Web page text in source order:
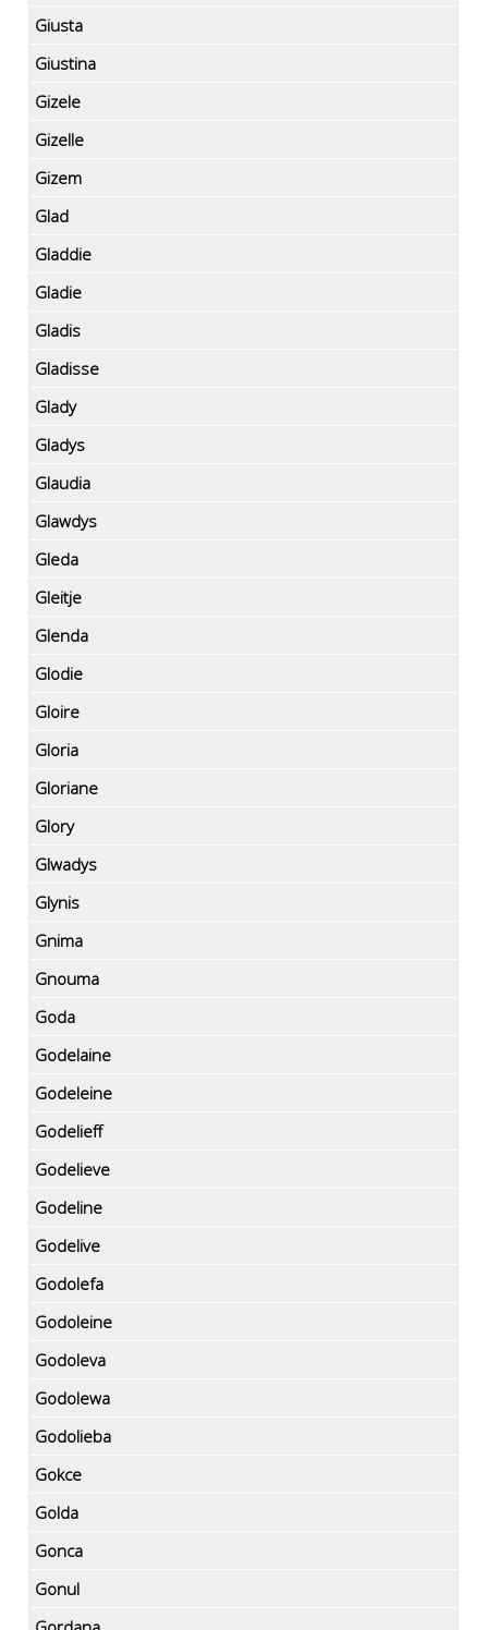
Giusta
Giustina
Gizele
Gizelle
Gizem
Glad
Gladdie
Gladie
Gladis
Gladisse
Glady
Gladys
Glaudia
Glawdys
Gleda
Gleitje
Glenda
Glodie
Gloire
Gloria
Gloriane
Glory
Glwadys
Glynis
Gnima
Gnouma
Goda
Godelaine
Godeleine
Godelieff
Godelieve
Godeline
Godelive
Godolefa
Godoleine
Godoleva
Godolewa
Godolieba
Gokce
Golda
Gonca
Gonul